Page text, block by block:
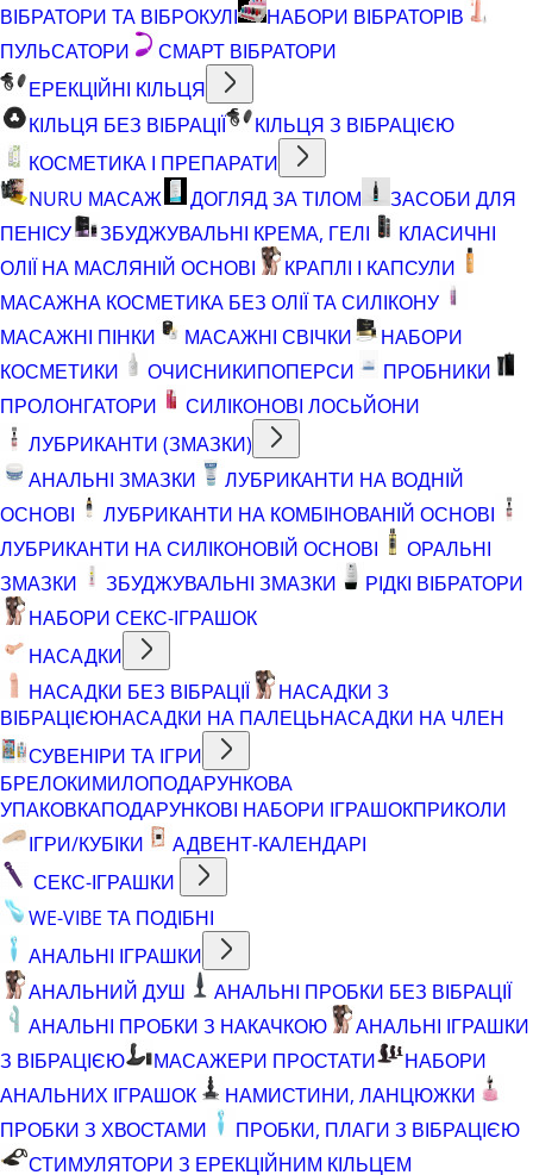
ВІБРАТОРИ ТА ВІБРОКУЛІ
НАБОРИ ВІБРАТОРІВ
ПУЛЬСАТОРИ
СМАРТ ВІБРАТОРИ
ЕРЕКЦІЙНІ КІЛЬЦЯ
КІЛЬЦЯ БЕЗ ВІБРАЦІЇ
КІЛЬЦЯ З ВІБРАЦІЄЮ
КОСМЕТИКА І ПРЕПАРАТИ
NURU МАСАЖ
ДОГЛЯД ЗА ТІЛОМ
ЗАСОБИ ДЛЯ
ПЕНІСУ
ЗБУДЖУВАЛЬНІ КРЕМА, ГЕЛІ
КЛАСИЧНІ
ОЛІЇ НА МАСЛЯНІЙ ОСНОВІ
КРАПЛІ І КАПСУЛИ
МАСАЖНА КОСМЕТИКА БЕЗ ОЛІЇ ТА СИЛІКОНУ
МАСАЖНІ ПІНКИ
МАСАЖНІ СВІЧКИ
НАБОРИ
КОСМЕТИКИ
ОЧИСНИКИПОПЕРСИ
ПРОБНИКИ
ПРОЛОНГАТОРИ
СИЛІКОНОВІ ЛОСЬЙОНИ
ЛУБРИКАНТИ (ЗМАЗКИ)
АНАЛЬНІ ЗМАЗКИ
ЛУБРИКАНТИ НА ВОДНІЙ
ОСНОВІ
ЛУБРИКАНТИ НА КОМБІНОВАНІЙ ОСНОВІ
ЛУБРИКАНТИ НА СИЛІКОНОВІЙ ОСНОВІ
ОРАЛЬНІ
ЗМАЗКИ
ЗБУДЖУВАЛЬНІ ЗМАЗКИ
РІДКІ ВІБРАТОРИ
НАБОРИ СЕКС-ІГРАШОК
НАСАДКИ
НАСАДКИ БЕЗ ВІБРАЦІЇ
НАСАДКИ З
ВІБРАЦІЄЮНАСАДКИ НА ПАЛЕЦЬНАСАДКИ НА ЧЛЕН
СУВЕНІРИ ТА ІГРИ
БРЕЛОКИМИЛОПОДАРУНКОВА
УПАКОВКАПОДАРУНКОВІ НАБОРИ ІГРАШОКПРИКОЛИ
ІГРИ/КУБІКИ
АДВЕНТ-КАЛЕНДАРІ
СЕКС-ІГРАШКИ
WE-VIBE ТА ПОДІБНІ
АНАЛЬНІ ІГРАШКИ
АНАЛЬНИЙ ДУШ
АНАЛЬНІ ПРОБКИ БЕЗ ВІБРАЦІЇ
АНАЛЬНІ ПРОБКИ З НАКАЧКОЮ
АНАЛЬНІ ІГРАШКИ
З ВІБРАЦІЄЮ
МАСАЖЕРИ ПРОСТАТИ
НАБОРИ
АНАЛЬНИХ ІГРАШОК
НАМИСТИНИ, ЛАНЦЮЖКИ
ПРОБКИ З ХВОСТАМИ
ПРОБКИ, ПЛАГИ З ВІБРАЦІЄЮ
СТИМУЛЯТОРИ З ЕРЕКЦІЙНИМ КІЛЬЦЕМ